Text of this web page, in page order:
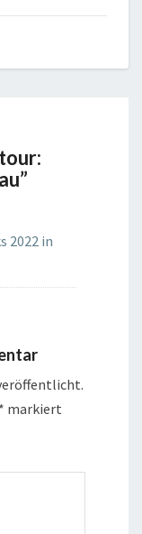
2022 in
* markiert